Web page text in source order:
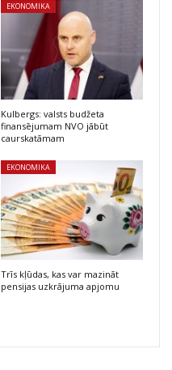
EKONOMIKA
Kulbergs: valsts budžeta
finansējumam NVO jābūt
caurskatāmam
EKONOMIKA
Trīs kļūdas, kas var mazināt
pensijas uzkrājuma apjomu